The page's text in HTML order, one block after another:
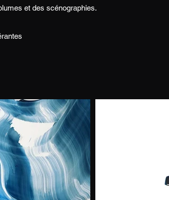
et des scénographies.